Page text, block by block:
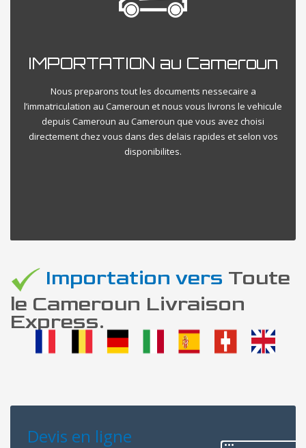
IMPORTATION au Cameroun
Nous preparons tout les documents nessecaire a
l’immatriculation au Cameroun et nous vous livrons le vehicule
depuis Cameroun au Cameroun que vous avez choisi
directement chez vous dans des delais rapides et selon vos
disponibilites.
Importation vers Toute
le Cameroun Livraison
Express.
Devis en ligne